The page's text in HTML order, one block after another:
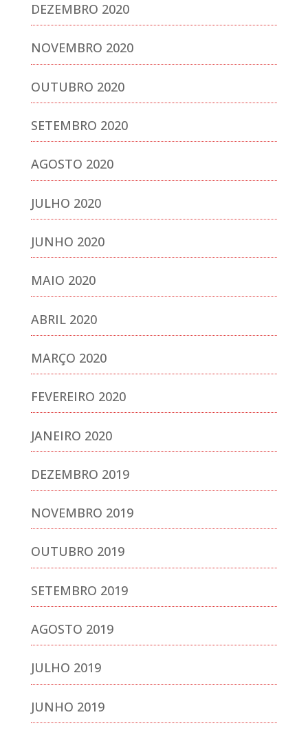
DEZEMBRO 2020
NOVEMBRO 2020
OUTUBRO 2020
SETEMBRO 2020
AGOSTO 2020
JULHO 2020
JUNHO 2020
MAIO 2020
ABRIL 2020
MARÇO 2020
FEVEREIRO 2020
JANEIRO 2020
DEZEMBRO 2019
NOVEMBRO 2019
OUTUBRO 2019
SETEMBRO 2019
AGOSTO 2019
JULHO 2019
JUNHO 2019